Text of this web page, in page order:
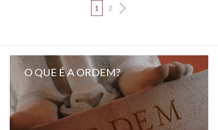
1 2
O QUE É A ORDEM?